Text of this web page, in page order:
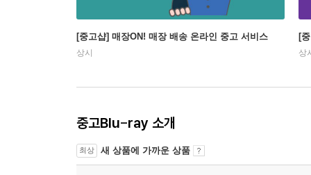
[중고샵] 매장ON! 매장 배송 온라인 중고 서비스
상시
[
상
중고Blu-ray 소개
최상 새 상품에 가까운 상품